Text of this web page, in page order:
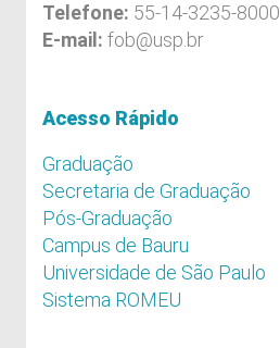
Telefone: 55-14-3235-8000
E-mail: fob@usp.br
Acesso Rápido
Graduação
Secretaria de Graduação
Pós-Graduação
Campus de Bauru
Universidade de São Paulo
Sistema ROMEU